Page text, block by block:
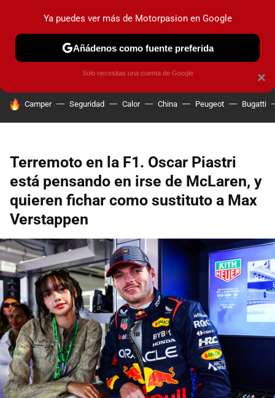
PRUEBAS COCHES ELÉCTRICOS OBSERVATORIO
HOY SE HABLA DE
Camper Seguridad Calor China Peugeot Bugatti
Terremoto en la F1. Oscar Piastri
está pensando en irse de McLaren, y
quieren fichar como sustituto a Max
Verstappen
×
Ya puedes ver más de Motorpasion en Google
Añádenos como fuente preferida
Solo necesitas una cuenta de Google